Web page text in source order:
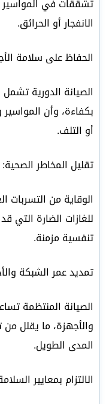
تشققات في
الانفجار أو الحرائق.
الحفاظ على سلامة
الصيانة الدورية
بكفاءة، وأن
أو التلف.
تقليل المخاطر الصحية:
الوقاية من التسربات
للغازات الضارة التي
تنفسية مزمنة.
تمديد عمر الشبكة
الصيانة المنتظمة
والأجهزة، ما يقلل من
المدى الطويل.
الالتزام بمعايير